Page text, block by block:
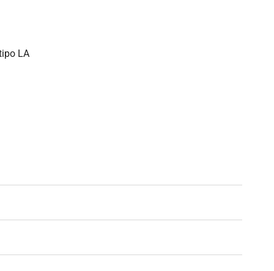
LA